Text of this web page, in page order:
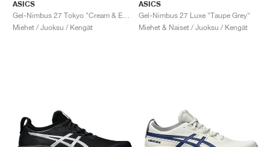
ASICS
Miehet / Juoksu / Kengät
ASICS
Gel-Nimbus 27 Luxe "Taupe Grey"
Miehet & Naiset / Juoksu / Kengät